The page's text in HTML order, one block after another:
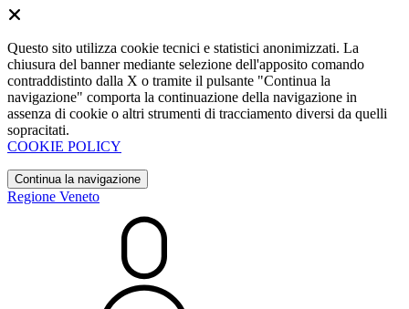
Questo sito utilizza cookie tecnici e statistici anonimizzati. La
chiusura del banner mediante selezione dell'apposito comando
contraddistinto dalla X o tramite il pulsante "Continua la
navigazione" comporta la continuazione della navigazione in
assenza di cookie o altri strumenti di tracciamento diversi da quelli
sopracitati.
COOKIE POLICY
Continua la navigazione
Regione Veneto